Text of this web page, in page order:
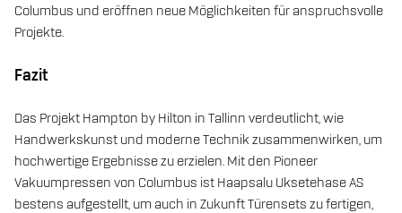
Columbus und eröffnen neue Möglichkeiten für anspruchsvolle
Projekte.
Fazit
Das Projekt Hampton by Hilton in Tallinn verdeutlicht, wie
Handwerkskunst und moderne Technik zusammenwirken, um
hochwertige Ergebnisse zu erzielen. Mit den Pioneer
Vakuumpressen von Columbus ist Haapsalu Uksetehase AS
bestens aufgestellt, um auch in Zukunft Türensets zu fertigen,